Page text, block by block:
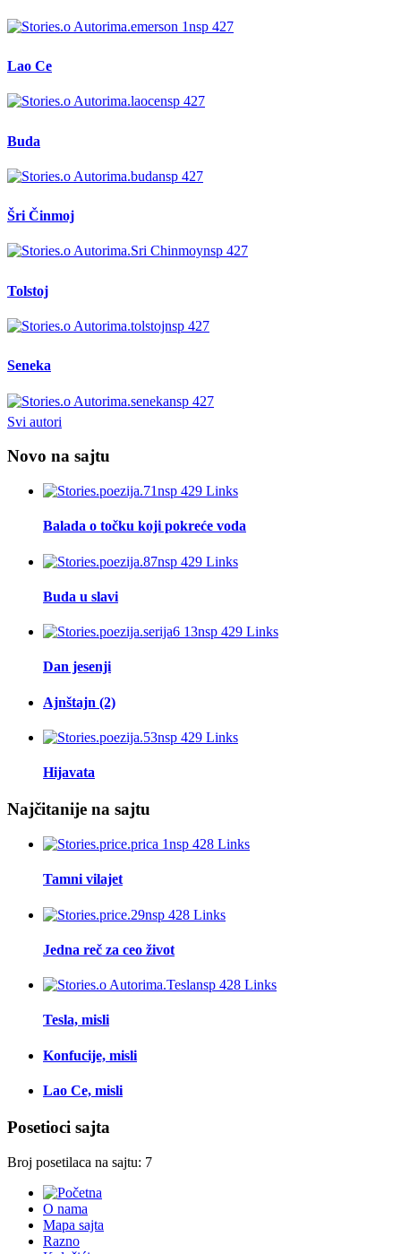
Lao Ce
Buda
Šri Činmoj
Tolstoj
Seneka
Svi autori
Novo na sajtu
Balada o točku koji pokreće voda
Buda u slavi
Dan jesenji
Ajnštajn (2)
Hijavata
Najčitanije na sajtu
Tamni vilajet
Jedna reč za ceo život
Tesla, misli
Konfucije, misli
Lao Ce, misli
Posetioci sajta
Broj posetilaca na sajtu: 7
O nama
Mapa sajta
Razno